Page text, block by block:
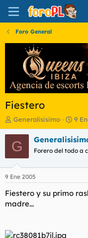
Foro General
Fiestero
I
n
i
c
a
d
o
r
e
e
Generalisisimo
F
e
c
a
i
n
9
G Forero del todo a
9 Ene 2005
Fiestero y su primo
madre...